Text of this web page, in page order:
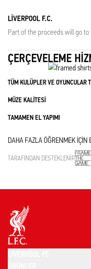
LIVERPOOL F.C.
Part of the proceeds will go to
ÇERÇEVELEME
TÜM KULÜPLER VE OYUNCULAR
MÜZE KALITESI
TAMAMEN EL YAPIMI
DAHA FAZLA ÖĞRENMEK IÇIN
TARAFINDAN DESTEKLENIR